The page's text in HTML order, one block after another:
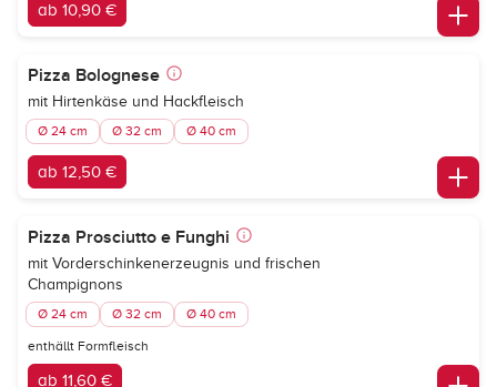
ab 10,90 €
Pizza Bolognese
mit Hirtenkäse und Hackfleisch
Ø 24 cm Ø 32 cm Ø 40 cm
ab 12,50 €
Pizza Prosciutto e Funghi
mit Vorderschinkenerzeugnis und frischen
Champignons
Ø 24 cm Ø 32 cm Ø 40 cm
enthällt Formfleisch
ab 11,60 €